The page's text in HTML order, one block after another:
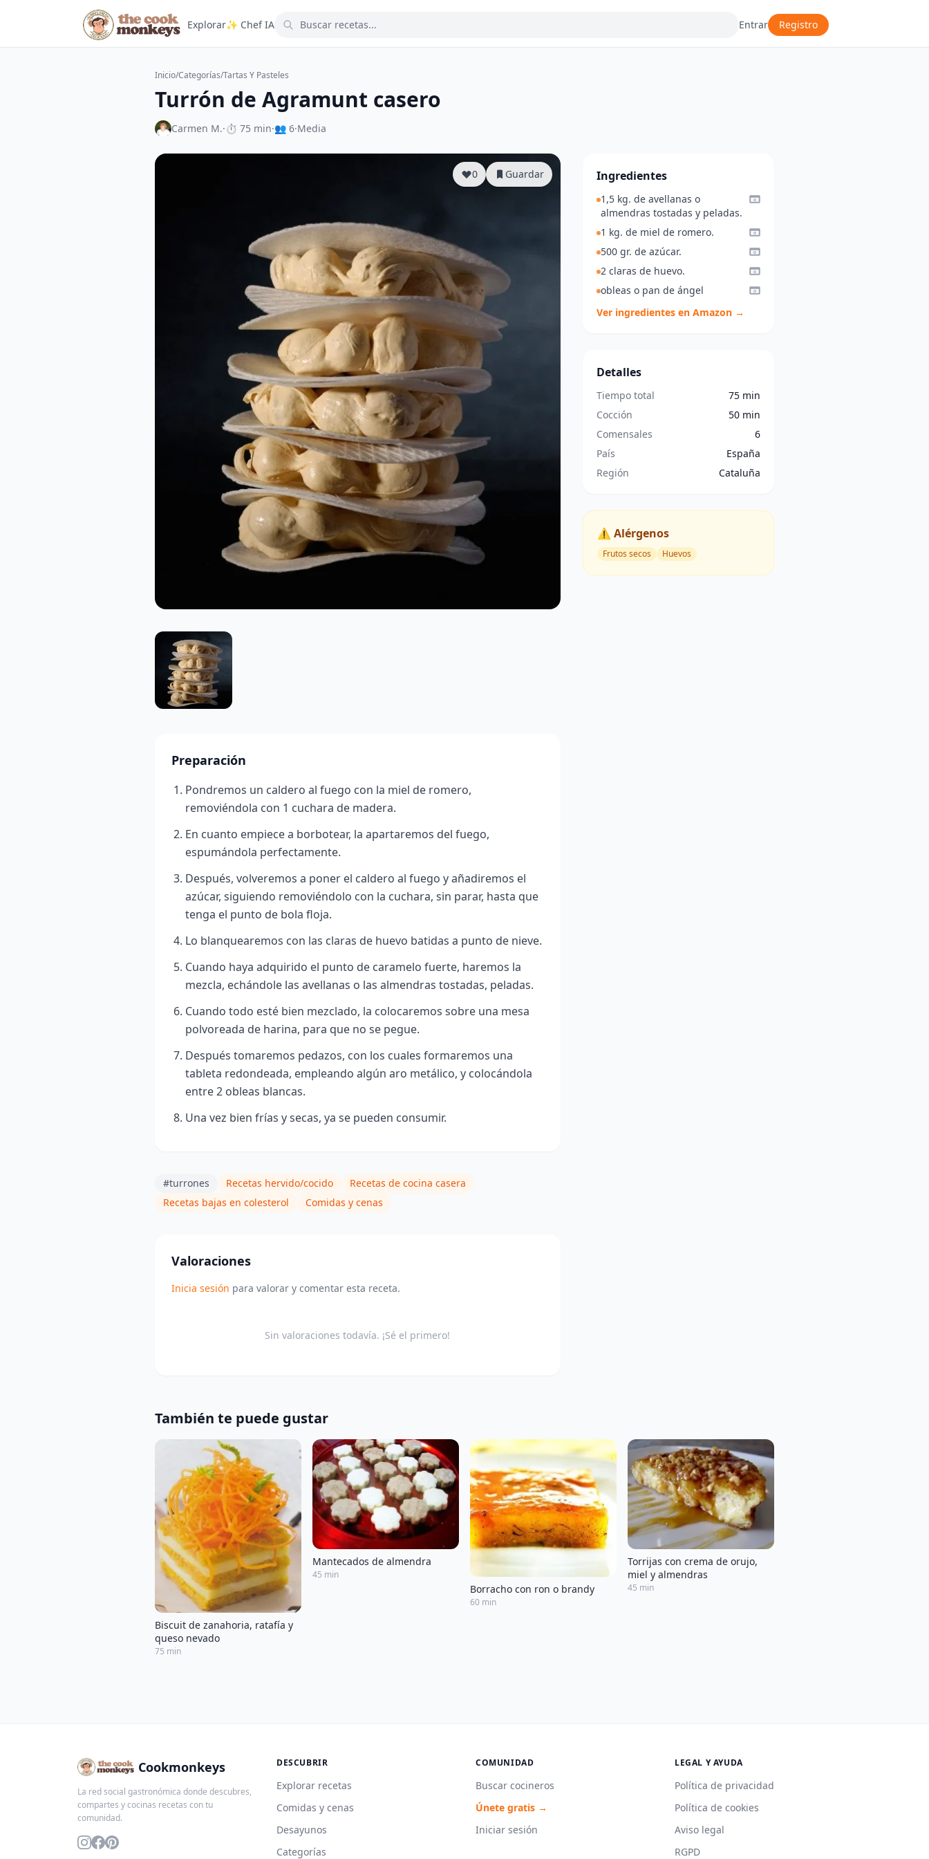
Explorar✨ Chef IA Entrar Registro
Inicio/Categorías/Tartas Y Pasteles
Turrón de Agramunt casero
Carmen M.·⏱ 75 min·👥 6·Media
0 Guardar
Preparación
Pondremos un caldero al fuego con la miel de romero,
removiéndola con 1 cuchara de madera.
En cuanto empiece a borbotear, la apartaremos del fuego,
espumándola perfectamente.
Después, volveremos a poner el caldero al fuego y añadiremos el
azúcar, siguiendo removiéndolo con la cuchara, sin parar, hasta que
tenga el punto de bola floja.
Lo blanquearemos con las claras de huevo batidas a punto de nieve.
Cuando haya adquirido el punto de caramelo fuerte, haremos la
mezcla, echándole las avellanas o las almendras tostadas, peladas.
Cuando todo esté bien mezclado, la colocaremos sobre una mesa
polvoreada de harina, para que no se pegue.
Después tomaremos pedazos, con los cuales formaremos una
tableta redondeada, empleando algún aro metálico, y colocándola
entre 2 obleas blancas.
Una vez bien frías y secas, ya se pueden consumir.
#turrones Recetas hervido/cocido
Recetas de cocina casera
Recetas bajas en colesterol
Comidas y cenas
Valoraciones
Inicia sesión para valorar y comentar esta receta.
Sin valoraciones todavía. ¡Sé el primero!
Ingredientes
1,5 kg. de avellanas o
almendras tostadas y peladas.
1 kg. de miel de romero.
500 gr. de azúcar.
2 claras de huevo.
obleas o pan de ángel
Ver ingredientes en Amazon →
Detalles
Tiempo total
75 min
Cocción
50 min
Comensales
6
País
España
Región
Cataluña
⚠️ Alérgenos
Frutos secos Huevos
También te puede gustar
Biscuit de zanahoria, ratafía y
queso nevado
75 min
Mantecados de almendra
45 min
Borracho con ron o brandy
60 min
Torrijas con crema de orujo,
miel y almendras
45 min
Cookmonkeys
La red social gastronómica donde descubres,
compartes y cocinas recetas con tu
comunidad.
DESCUBRIR
Explorar recetas
Comidas y cenas
Desayunos
Categorías
COMUNIDAD
Buscar cocineros
Únete gratis →
Iniciar sesión
LEGAL Y AYUDA
Política de privacidad
Política de cookies
Aviso legal
RGPD